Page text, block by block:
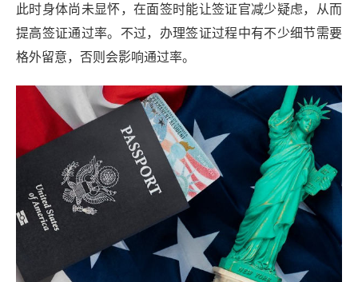
此时身体尚未显怀，在面签时能让签证官减少疑虑，从而
提高签证通过率。不过，办理签证过程中有不少细节需要
格外留意，否则会影响通过率。